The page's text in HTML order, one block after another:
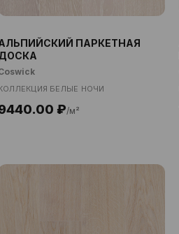
ПАРКЕТНАЯ
БЕЛЫЕ НОЧИ
₽/м²